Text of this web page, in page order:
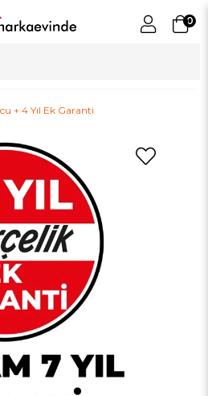
0
+ 4 Yıl Ek Garanti